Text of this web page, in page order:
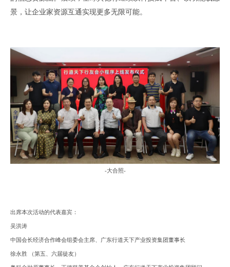
景 ， 让企业家资源互通实现更多无限可能。
-大合照-
出席本次活动的代表嘉宾：
吴洪涛
中国会长经济合作峰会组委会主席、广东行道天下产业投资集团董事长
徐永胜 （第五、六届徒友）